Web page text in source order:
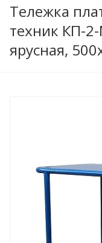
Тележка
техник КП-
ярусная,